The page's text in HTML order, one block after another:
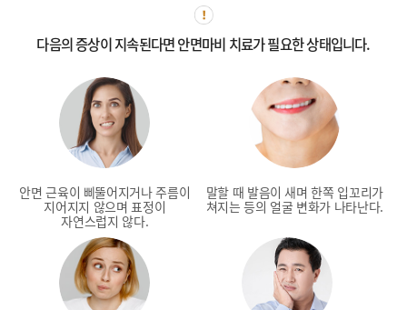
다음의 증상이 지속된다면안면마비 치료가 필요한 상태입니다.
안면 근육이 삐뚤어지거나 주름이
지어지지 않으며 표정이
자연스럽지 않다.
말할 때 발음이 새며 한쪽 입꼬리가
쳐지는 등의 얼굴 변화가 나타난다.